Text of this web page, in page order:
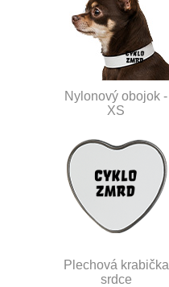
Nylonový obojok -
XS
Plechová krabička
srdce